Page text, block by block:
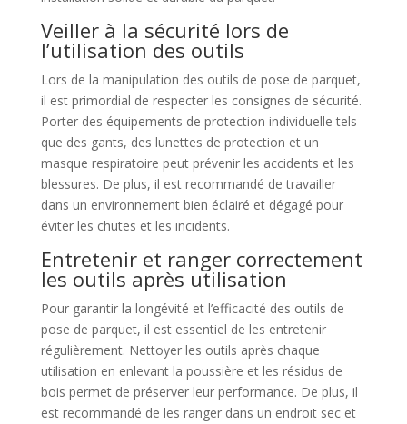
Veiller à la sécurité lors de
l’utilisation des outils
Lors de la manipulation des outils de pose de parquet,
il est primordial de respecter les consignes de sécurité.
Porter des équipements de protection individuelle tels
que des gants, des lunettes de protection et un
masque respiratoire peut prévenir les accidents et les
blessures. De plus, il est recommandé de travailler
dans un environnement bien éclairé et dégagé pour
éviter les chutes et les incidents.
Entretenir et ranger correctement
les outils après utilisation
Pour garantir la longévité et l’efficacité des outils de
pose de parquet, il est essentiel de les entretenir
régulièrement. Nettoyer les outils après chaque
utilisation en enlevant la poussière et les résidus de
bois permet de préserver leur performance. De plus, il
est recommandé de les ranger dans un endroit sec et